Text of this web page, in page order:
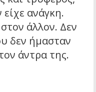
ανάγκη.
άλλον. Δεν
δεν ήμασταν
άντρα της.